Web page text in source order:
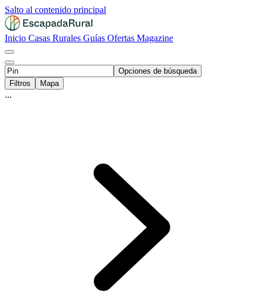
Salto al contenido principal
Inicio Casas Rurales Guías Ofertas Magazine
Opciones de búsqueda
Filtros
Mapa
...